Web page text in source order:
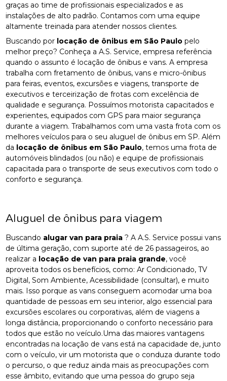
graças ao time de profissionais especializados e as
instalações de alto padrão. Contamos com uma equipe
altamente treinada para atender nossos clientes.
Buscando por locação de ônibus em São Paulo pelo
melhor preço? Conheça a A.S. Service, empresa referência
quando o assunto é locação de ônibus e vans. A empresa
trabalha com fretamento de ônibus, vans e micro-ônibus
para feiras, eventos, excursões e viagens, transporte de
executivos e terceirização de frotas com excelência de
qualidade e segurança. Possuímos motorista capacitados e
experientes, equipados com GPS para maior segurança
durante a viagem. Trabalhamos com uma vasta frota com os
melhores veículos para o seu aluguel de ônibus em SP. Além
da locação de ônibus em São Paulo, temos uma frota de
automóveis blindados (ou não) e equipe de profissionais
capacitada para o transporte de seus executivos com todo o
conforto e segurança.
Aluguel de ônibus para viagem
Buscando alugar van para praia ? A A.S. Service possui vans
de última geração, com suporte até de 26 passageiros, ao
realizar a locação de van para praia grande, você
aproveita todos os benefícios, como: Ar Condicionado, TV
Digital, Som Ambiente, Acessibilidade (consultar), e muito
mais. Isso porque as vans conseguem acomodar uma boa
quantidade de pessoas em seu interior, algo essencial para
excursões escolares ou corporativas, além de viagens a
longa distância, proporcionando o conforto necessário para
todos que estão no veículo.Uma das maiores vantagens
encontradas na locação de vans está na capacidade de, junto
com o veículo, vir um motorista que o conduza durante todo
o percurso, o que reduz ainda mais as preocupações com
esse âmbito, evitando que uma pessoa do grupo seja